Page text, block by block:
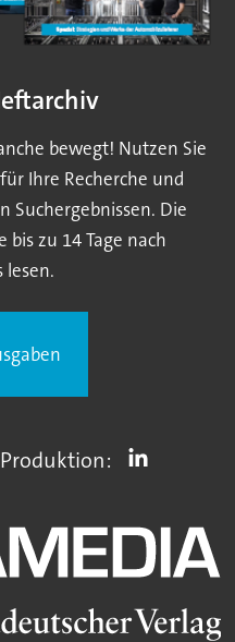
bewegt! Nutzen Sie
Ihre Recherche und
Suchergebnissen. Die
bis zu 14 Tage nach
lesen.